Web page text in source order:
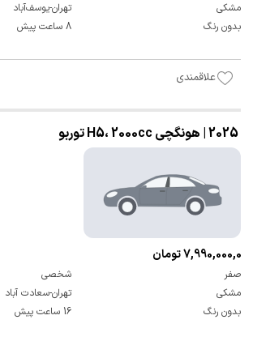
مشکی
تهران-یوسف‌آباد
بدون رنگ
8 ساعت پیش
علاقمندی
2025 | هونگچی H5، 2000cc توربو
7,990,000,000 تومان
صفر
شخصی
مشکی
تهران-سعادت آباد
بدون رنگ
16 ساعت پیش